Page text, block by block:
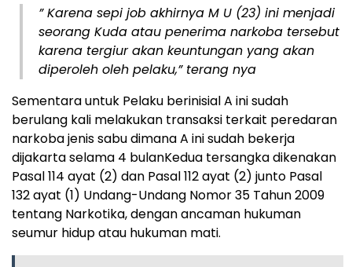
” Karena sepi job akhirnya M U (23) ini menjadi
seorang Kuda atau penerima narkoba tersebut
karena tergiur akan keuntungan yang akan
diperoleh oleh pelaku,” terang nya
Sementara untuk Pelaku berinisial A ini sudah
berulang kali melakukan transaksi terkait peredaran
narkoba jenis sabu dimana A ini sudah bekerja
dijakarta selama 4 bulanKedua tersangka dikenakan
Pasal 114 ayat (2) dan Pasal 112 ayat (2) junto Pasal
132 ayat (1) Undang-Undang Nomor 35 Tahun 2009
tentang Narkotika, dengan ancaman hukuman
seumur hidup atau hukuman mati.